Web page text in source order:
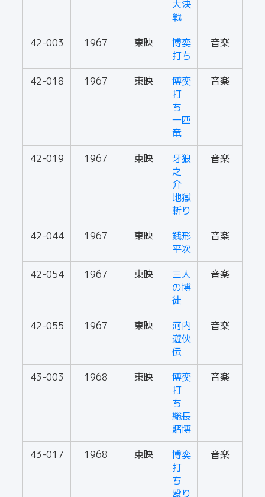
大決
戦
42-003 1967 東映
博奕
打ち
音楽
42-018 1967 東映
博奕
打
ち
一匹
竜
音楽
42-019 1967 東映
牙狼
之
介
地獄
斬り
音楽
42-044 1967 東映
銭形
平次
音楽
42-054 1967 東映
三人
の博
徒
音楽
42-055 1967 東映
河内
遊侠
伝
音楽
43-003 1968 東映
博奕
打
ち
総長
賭博
音楽
43-017 1968 東映
博奕
打
ち
殴り
音楽